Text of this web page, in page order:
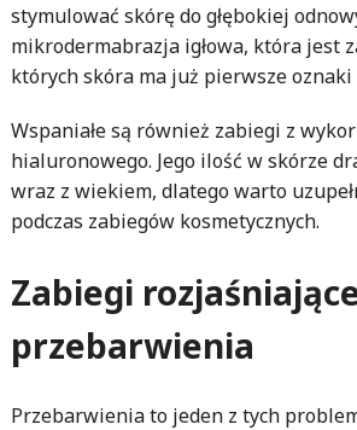
stymulować skórę do głębokiej
mikrodermabrazja igłowa, która jest
których skóra ma już pierwsze
Wspaniałe są również zabiegi z
hialuronowego. Jego ilość w skórze
wraz z wiekiem, dlatego warto
podczas zabiegów kosmetycznych.
Zabiegi
przebarwienia
Przebarwienia to jeden z tych